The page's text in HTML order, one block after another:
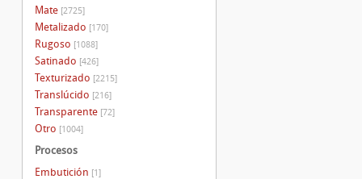
Mate [2725]
Metalizado [170]
Rugoso [1088]
Satinado [426]
Texturizado [2215]
Translúcido [216]
Transparente [72]
Otro [1004]
Procesos
Embutición [1]